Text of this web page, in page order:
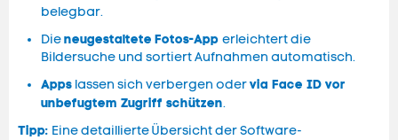
belegbar.
Dieneugestaltete Fotos-App erleichtert die
Bildersuche und sortiert Aufnahmen automatisch.
Apps lassen sich verbergen odervia Face ID vor
unbefugtem Zugriff schützen.
Tipp: Eine detaillierte Übersicht der Software-